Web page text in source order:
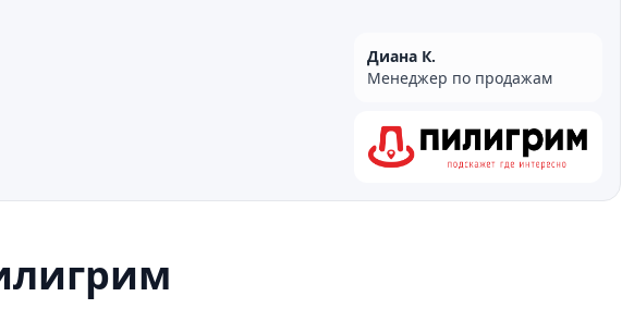
Диана К.
Менеджер по продажам